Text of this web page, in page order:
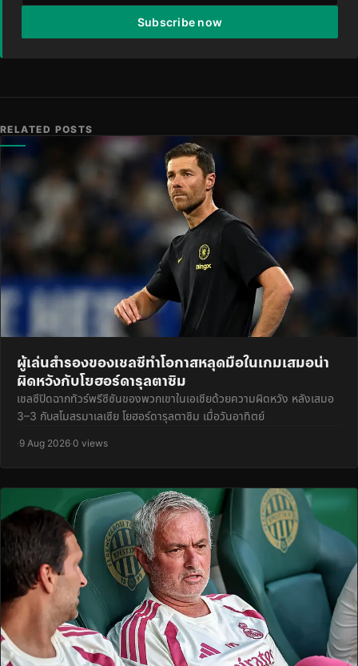
Subscribe now
RELATED POSTS
ผู้เล่นสำรองของเชลซีทำโอกาสหลุดมือในเกมเสมอน่า
ผิดหวังกับโยฮอร์ดารุลตาซิม
เชลซีปิดฉากทัวร์พรีซีซันของพวกเขาในเอเชียด้วยความผิดหวัง หลังเสมอ
3–3 กับสโมสรมาเลเซีย โยฮอร์ดารุลตาซิม เมื่อวันอาทิตย์
·9 Aug 2026·0 views